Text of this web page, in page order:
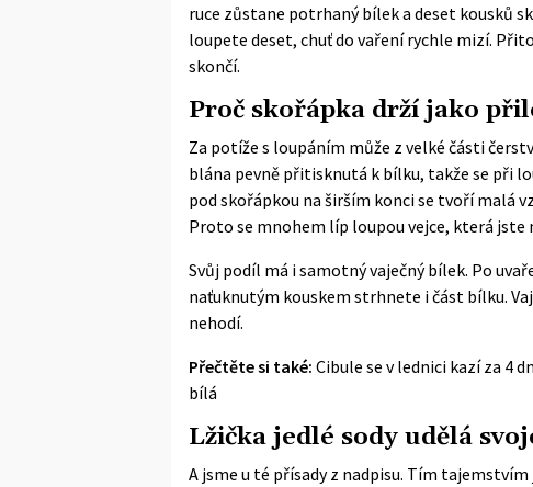
ruce zůstane potrhaný bílek a deset kousků
loupete deset, chuť do vaření rychle mizí.
skončí.
Proč skořápka drží jako
Za potíže s loupáním může z velké části
blána pevně přitisknutá k bílku, takže se při
pod skořápkou na širším konci se tvoří malá
Proto se mnohem líp loupou vejce, která
Svůj podíl má i samotný vaječný bílek. Po
naťuknutým kouskem strhnete i část bílku.
nehodí.
Přečtěte si také: Cibule se v lednici kazí za 4
bílá
Lžička jedlé sody udělá
A jsme u té přísady z nadpisu. Tím